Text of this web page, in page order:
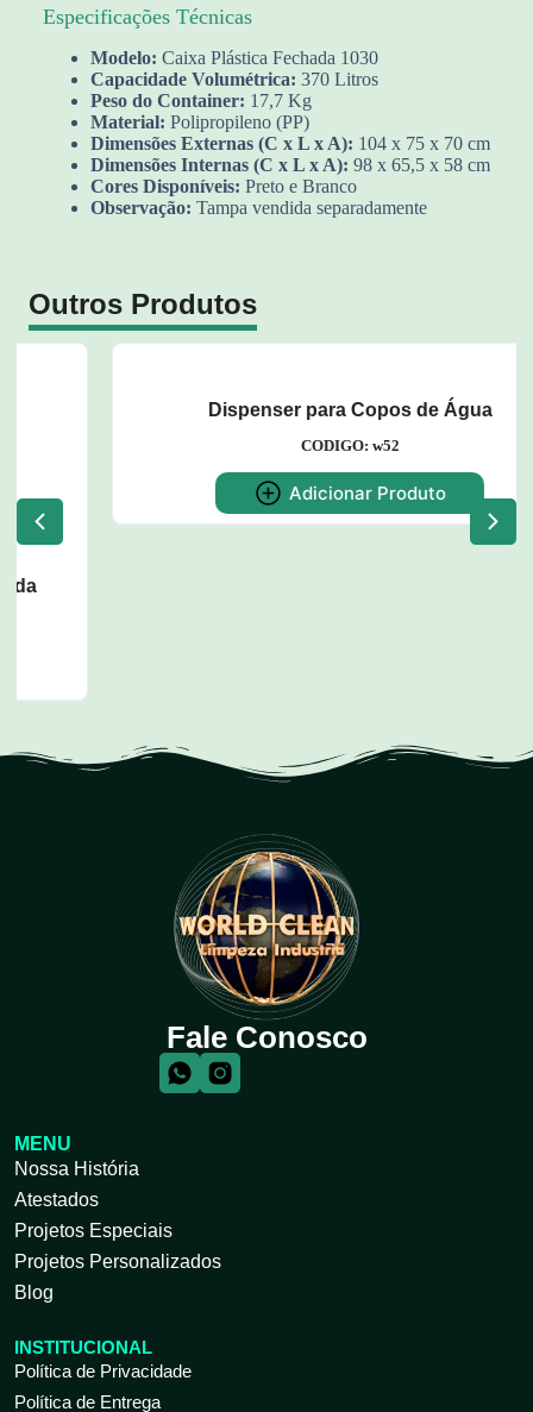
Especificações Técnicas
Modelo: Caixa Plástica Fechada 1030
Capacidade Volumétrica: 370 Litros
Peso do Container: 17,7 Kg
Material: Polipropileno (PP)
Dimensões Externas (C x L x A): 104 x 75 x 70 cm
Dimensões Internas (C x L x A): 98 x 65,5 x 58 cm
Cores Disponíveis: Preto e Branco
Observação: Tampa vendida separadamente
Outros Produtos
Fale Conosco
MENU
Nossa História
Atestados
Projetos Especiais
Projetos Personalizados
Blog
INSTITUCIONAL
Política de Privacidade
Política de Entrega